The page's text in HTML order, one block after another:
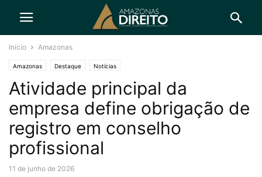
Início Amazonas
Amazonas Destaque Notícias
Atividade principal da
empresa define obrigação de
registro em conselho
profissional
11 de junho de 2026